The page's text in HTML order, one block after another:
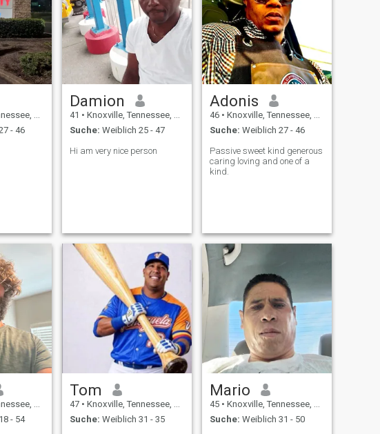
USA
- 46
Damion
41 • Knoxville, Tennessee, USA
Suche: Weiblich 25 - 47
Hi am very nice person
Adonis
46 • Knoxville, Tennessee, USA
Suche: Weiblich 27 - 46
Passive sweet kind generous
caring loving and one of a
kind.
USA
- 54
Tom
47 • Knoxville, Tennessee, USA
Suche: Weiblich 31 - 35
Mario
45 • Knoxville, Tennessee, USA
Suche: Weiblich 31 - 50